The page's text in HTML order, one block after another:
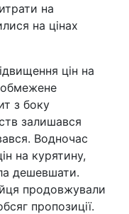
на
на цінах
цін на
з боку
залишався
Водночас
на курятину,
дешевшати.
продовжували
пропозиції.